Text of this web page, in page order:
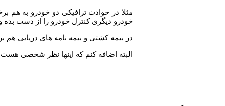
مثلا در حوادث ترافیکی دو خودرو به هم
خودرو دیگری کنترل خودرو را از دست
در بیمه کشتی و بیمه نامه های دریایی
البته اضافه کنم که اینها نظر شخصی